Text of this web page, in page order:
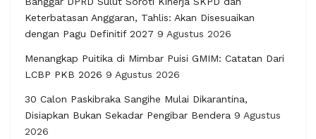
Keterbatasan Anggaran, Tahlis: Akan Disesuaikan
dengan Pagu Definitif 2027 9 Agustus 2026
Menangkap Puitika di Mimbar Puisi GMIM: Catatan Dari
LCBP PKB 2026 9 Agustus 2026
30 Calon Paskibraka Sangihe Mulai Dikarantina,
Disiapkan Bukan Sekadar Pengibar Bendera 9 Agustus
2026